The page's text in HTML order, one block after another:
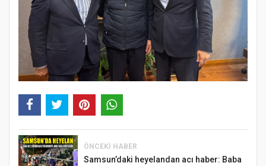
ÖNCEKI HABER
Samsun’daki heyelandan acı haber: Baba